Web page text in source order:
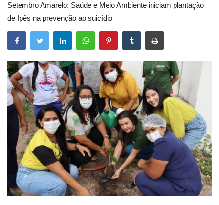
Mural de Licitações
Notícias
Vídeos
Webmail
Contato
Setembro Amarelo: Saúde e Meio Ambiente iniciam plantação
de Ipês na prevenção ao suicídio